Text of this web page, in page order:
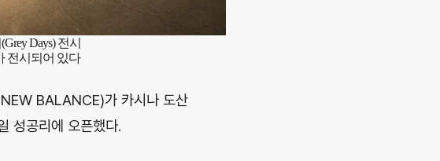
Days) 전시
전시되어 있다
BALANCE)가 카시나 도산
성공리에 오픈했다.